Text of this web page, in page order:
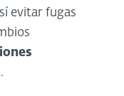
evitar fugas